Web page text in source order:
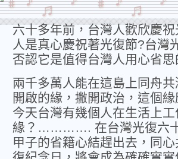
六十多年前，台灣人歡欣慶
人是真心慶祝著光復節?台灣
否認它是值得台灣人用心省
兩千多萬人能在這島上同舟
開啟的緣，撇開政治，這個
今天台灣有幾個人在生活上
緣？…………. 在台灣光復六十
甲子的省籍心結趕出去，同